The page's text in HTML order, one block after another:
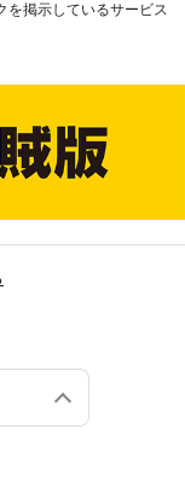
を掲示しているサービス